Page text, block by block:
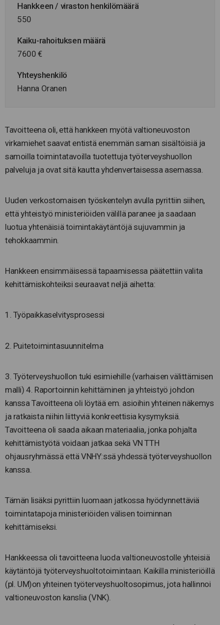
Hankkeen / viraston henkilömäärä
550
Kaiku-rahoituksen määrä
7600 €
Yhteyshenkilö
Hanna Oranen
Tavoitteena oli, että hankkeen myötä valtioneuvoston
virkamiehet saavat entistä enemmän saman sisältöisiä ja
samoilla toimintatavoilla tuotettuja työterveyshuollon
palveluja ja ovat sitä kautta yhdenvertaisessa asemassa.
Uuden verkostomaisen työskentelyn avulla pyrittiin siihen,
että yhteistyö ministeriöiden välillä paranee ja saadaan
luotua yhtenäisiä toimintakäytäntöjä sujuvammin ja
tehokkaammin.
Hankkeen ensimmäisessä tapaamisessa päätettiin valita
kehittämiskohteiksi seuraavat neljä aihetta:
1. Työpaikkaselvitysprosessi
2. Puitetoimintasuunnitelma
3. Työterveyshuollon tuki esimiehille (varhaisen välittämisen
malli) 4. Raportoinnin kehittäminen ja yhteistyö johdon
kanssa Tavoitteena oli löytää em. asioihin yhteinen näkemys
ja ratkaista niihin liittyviä konkreettisia kysymyksiä.
Tavoitteena oli saada aikaan materiaalia, jonka pohjalta
kehittämistyötä voidaan jatkaa sekä VN TTH
ohjausryhmässä että VNHY:ssä yhdessä työterveyshuollon
kanssa.
Tämän lisäksi pyrittiin luomaan jatkossa hyödynnettäviä
toimintatapoja ministeriöiden välisen toiminnan
kehittämiseksi.
Hankkeessa oli tavoitteena luoda valtioneuvostolle yhteisiä
käytäntöjä työterveyshuoltotoimintaan. Kaikilla ministeriöillä
(pl. UM)on yhteinen työterveyshuoltosopimus, jota hallinnoi
valtioneuvoston kanslia (VNK).